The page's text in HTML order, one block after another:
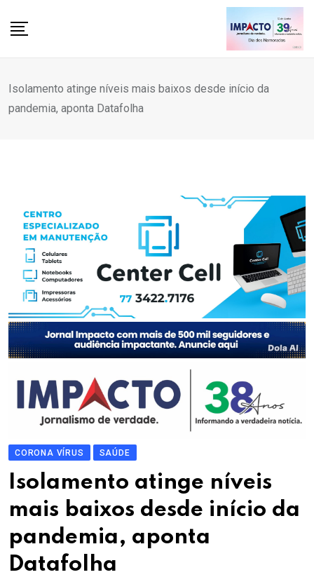
Isolamento atinge níveis mais baixos desde início da
pandemia, aponta Datafolha
CORONA VÍRUS SAÚDE
Isolamento atinge níveis
mais baixos desde início da
pandemia, aponta
Datafolha